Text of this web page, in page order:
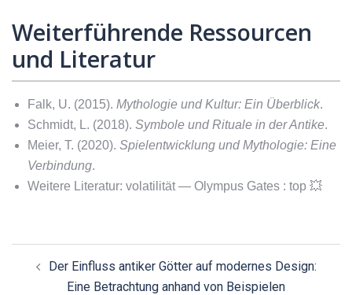
Weiterführende Ressourcen
und Literatur
Falk, U. (2015). Mythologie und Kultur: Ein Überblick.
Schmidt, L. (2018). Symbole und Rituale in der Antike.
Meier, T. (2020). Spielentwicklung und Mythologie: Eine
Verbindung.
Weitere Literatur: volatilität — Olympus Gates : top 💥
Post
navigation
Der Einfluss antiker Götter auf modernes Design:
Eine Betrachtung anhand von Beispielen